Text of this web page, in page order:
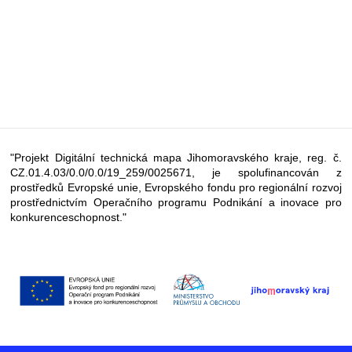
"Projekt Digitální technická mapa Jihomoravského kraje, reg. č.
CZ.01.4.03/0.0/0.0/19_259/0025671, je spolufinancován z
prostředků Evropské unie, Evropského fondu pro regionální rozvoj
prostřednictvím Operačního programu Podnikání a inovace pro
konkurenceschopnost."